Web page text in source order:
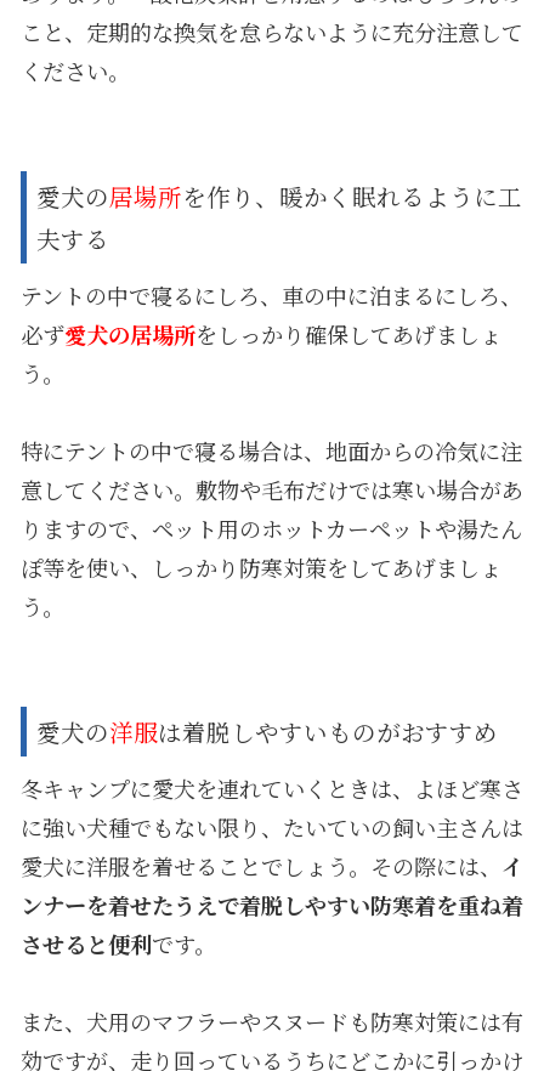
こと、定期的な換気を怠らないように充分注意して
ください。
愛犬の居場所を作り、暖かく眠れるように工
夫する
テントの中で寝るにしろ、車の中に泊まるにしろ、
必ず愛犬の居場所をしっかり確保してあげましょ
う。
特にテントの中で寝る場合は、地面からの冷気に注
意してください。敷物や毛布だけでは寒い場合があ
りますので、ペット用のホットカーペットや湯たん
ぽ等を使い、しっかり防寒対策をしてあげましょ
う。
愛犬の洋服は着脱しやすいものがおすすめ
冬キャンプに愛犬を連れていくときは、よほど寒さ
に強い犬種でもない限り、たいていの飼い主さんは
愛犬に洋服を着せることでしょう。その際には、 イ
ンナーを着せたうえで着脱しやすい防寒着を重ね着
させると便利です。
また、犬用のマフラーやスヌードも防寒対策には有
効ですが、走り回っているうちにどこかに引っかけ